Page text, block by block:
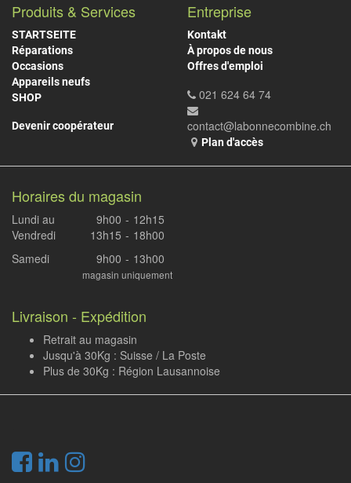
Produits & Services
STARTSEITE
Réparations
Occasions
Appareils neufs
SHOP
Devenir coopérateur
Entreprise
Kontakt
À propos de nous
Offres d'emploi
021 624 64 74
contact@labonnecombine.ch
Plan d'accès
Horaires du magasin
Lundi au
Vendredi
9h00
13h15
-
-
12h15
18h00
Samedi
9h00 - 13h00
magasin uniquement
Livraison - Expédition
Retrait au magasin
Jusqu'à 30Kg : Suisse / La Poste
Plus de 30Kg : Région Lausannoise